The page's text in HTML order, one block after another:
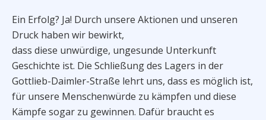
Ein Erfolg? Ja! Durch unsere Aktionen und unseren
Druck haben wir bewirkt,
dass diese unwürdige, ungesunde Unterkunft
Geschichte ist. Die Schließung des Lagers in der
Gottlieb-Daimler-Straße lehrt uns, dass es möglich ist,
für unsere Menschenwürde zu kämpfen und diese
Kämpfe sogar zu gewinnen. Dafür braucht es